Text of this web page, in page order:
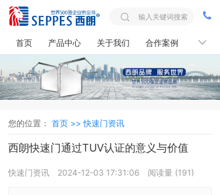
首页 产品中心 关于我们 合作案例 联系我
您的位置： 首页 >>快速门资讯
西朗快速门通过TUV认证的意义与价值
快速门资讯 2024-12-03 17:31:06 阅读量 (191)